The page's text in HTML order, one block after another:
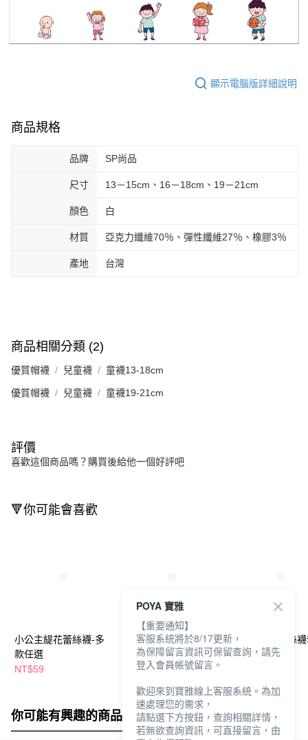
顯示電腦版詳細說明
商品規格
品牌 SP尚品
尺寸 13－15cm、16－18cm、19－21cm
顏色 白
材質 亞克力纖維70％、彈性纖維27％、橡膠3％
產地 台灣
商品相關分類 (2)
優質帽襪 兒童襪 童襪13-18cm
優質帽襪 兒童襪 童襪19-21cm
評價
喜歡這個商品嗎？購買後給他一個好評吧
🔻你可能會喜歡
小公主緹花蕾絲襪-多
款任選
NT$59
LDH-無縫拼接蕾絲造
型褲-L-多款任選
NT$139
360度矽膠蕾絲
色任選
你可能有興趣的商品 全站排行
POYA 寶雅
【重要通知】
客服系統將於8/17更新，
為保障留言資訊可保留查詢，請先
登入會員帳號留言。
歡迎來到寶雅線上客服系統。為加
速處理您的需求，
請點選下方按鈕，查詢相關詳情，
若無欲查詢資訊，可直接留言，由